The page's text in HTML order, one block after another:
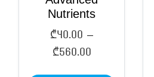
Nutrients
₾ 40.00 –
₾ 560.00 Price